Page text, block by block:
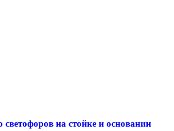
на стойке и основании